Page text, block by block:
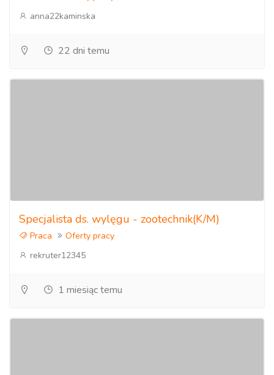
anna22kaminska
22 dni temu
Specjalista ds. wylęgu - zootechnik(K/M)
Praca
Oferty pracy
rekruter12345
1 miesiąc temu